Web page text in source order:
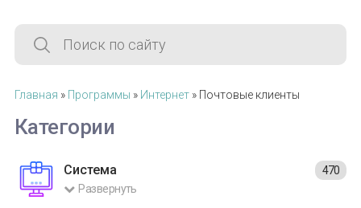
Главная » Программы » Интернет » Почтовые клиенты
Категории
Система
Развернуть
470